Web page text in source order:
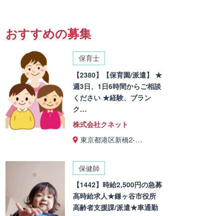
おすすめの募集
保育士
【2380】【保育園/派遣】 ★
週3日、1日6時間からご相談
ください ★経験、ブラン
ク…
株式会社クネット
東京都港区新橋2-…
保健師
【1442】時給2,500円の急募
高時給求人★鎌ヶ谷市役所
高齢者支援課/派遣★車通勤